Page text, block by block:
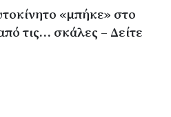
«μπήκε» στο
τις… σκάλες – Δείτε